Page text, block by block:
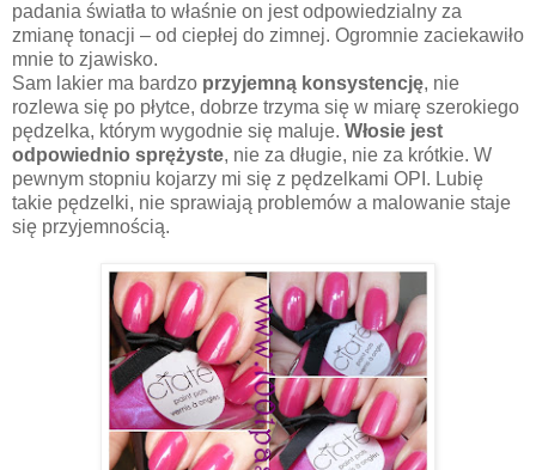
padania światła to właśnie on jest odpowiedzialny za
zmianę tonacji – od ciepłej do zimnej. Ogromnie zaciekawiło
mnie to zjawisko.
Sam lakier ma bardzo przyjemną konsystencję, nie
rozlewa się po płytce, dobrze trzyma się w miarę szerokiego
pędzelka, którym wygodnie się maluje. Włosie jest
odpowiednio sprężyste, nie za długie, nie za krótkie. W
pewnym stopniu kojarzy mi się z pędzelkami OPI. Lubię
takie pędzelki, nie sprawiają problemów a malowanie staje
się przyjemnością.